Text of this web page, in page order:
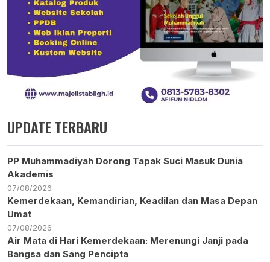
UPDATE TERBARU
PP Muhammadiyah Dorong Tapak Suci Masuk Dunia
Akademis
07/08/2026
Kemerdekaan, Kemandirian, Keadilan dan Masa Depan
Umat
07/08/2026
Air Mata di Hari Kemerdekaan: Merenungi Janji pada
Bangsa dan Sang Pencipta